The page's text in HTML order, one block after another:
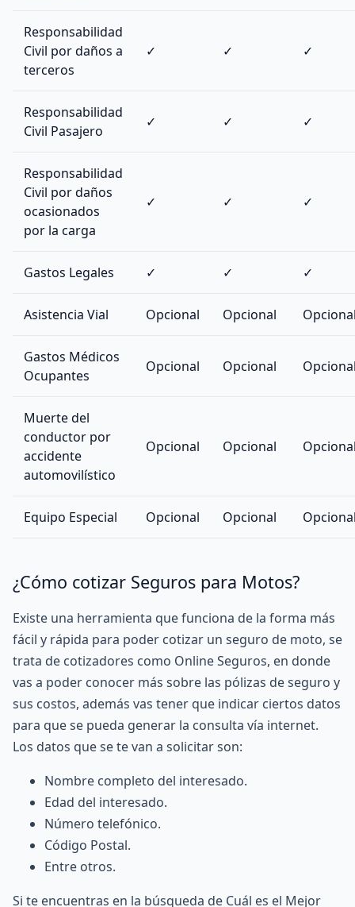
Responsabilidad
Civil por daños a
terceros
✓ ✓ ✓
Responsabilidad
Civil Pasajero
✓ ✓ ✓
Responsabilidad
Civil por daños
ocasionados
por la carga
✓ ✓ ✓
Gastos Legales ✓ ✓ ✓
Asistencia Vial Opcional Opcional
Gastos Médicos
Ocupantes
Opcional Opcional
Muerte del
conductor por
accidente
automovilístico
Opcional Opcional
Equipo Especial Opcional Opcional
¿Cómo cotizar Seguros para Motos?
Existe una herramienta que funciona de la forma más
fácil y rápida para poder cotizar un seguro de moto, se
trata de cotizadores como Online Seguros, en donde
vas a poder conocer más sobre las pólizas de seguro y
sus costos, además vas tener que indicar ciertos datos
para que se pueda generar la consulta vía internet.
Los datos que se te van a solicitar son:
Nombre completo del interesado.
Edad del interesado.
Número telefónico.
Código Postal.
Entre otros.
Si te encuentras en la búsqueda de Cuál es el Mejor